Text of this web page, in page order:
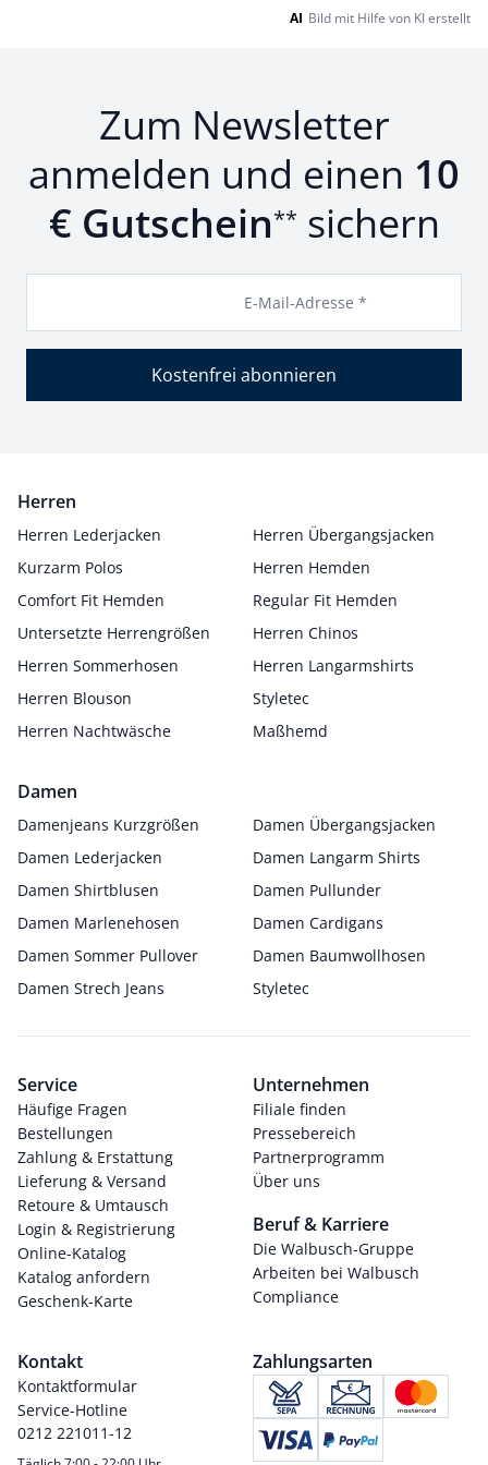
AI Bild mit Hilfe von KI erstellt
Zum Newsletter
anmelden und einen 10
€ Gutschein** sichern
E-Mail-Adresse *
Kostenfrei abonnieren
Herren
Herren Lederjacken
Herren Übergangsjacken
Kurzarm Polos
Herren Hemden
Comfort Fit Hemden
Regular Fit Hemden
Untersetzte Herrengrößen
Herren Chinos
Herren Sommerhosen
Herren Langarmshirts
Herren Blouson
Styletec
Herren Nachtwäsche
Maßhemd
Damen
Damenjeans Kurzgrößen
Damen Übergangsjacken
Damen Lederjacken
Damen Langarm Shirts
Damen Shirtblusen
Damen Pullunder
Damen Marlenehosen
Damen Cardigans
Damen Sommer Pullover
Damen Baumwollhosen
Damen Strech Jeans
Styletec
Service
Häufige Fragen
Bestellungen
Zahlung & Erstattung
Lieferung & Versand
Retoure & Umtausch
Login & Registrierung
Online-Katalog
Katalog anfordern
Geschenk-Karte
Unternehmen
Filiale finden
Pressebereich
Partnerprogramm
Über uns
Beruf & Karriere
Die Walbusch-Gruppe
Arbeiten bei Walbusch
Compliance
Kontakt
Kontaktformular
Service-Hotline
0212 221011-12
Zahlungsarten